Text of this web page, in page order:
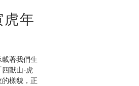
年
著我們生
獸山-虎
樣貌，正